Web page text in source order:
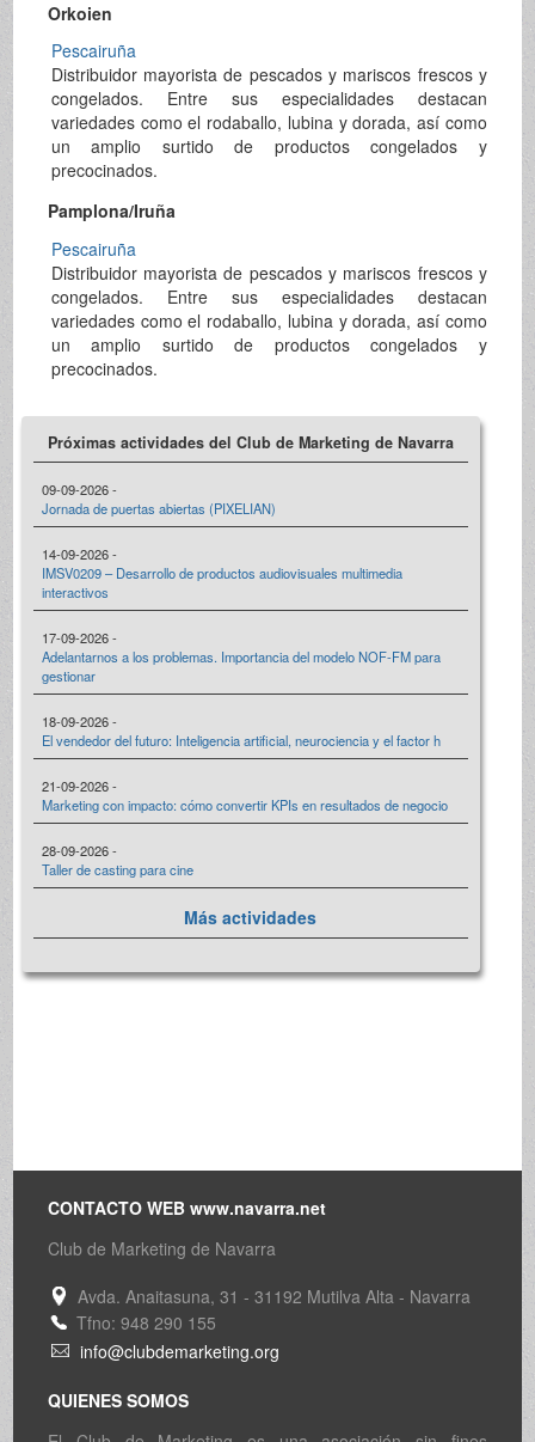
Orkoien
Pescairuña
Distribuidor mayorista de pescados y mariscos frescos y
congelados. Entre sus especialidades destacan
variedades como el rodaballo, lubina y dorada, así como
un amplio surtido de productos congelados y
precocinados.
Pamplona/Iruña
Pescairuña
Distribuidor mayorista de pescados y mariscos frescos y
congelados. Entre sus especialidades destacan
variedades como el rodaballo, lubina y dorada, así como
un amplio surtido de productos congelados y
precocinados.
Próximas actividades del Club de Marketing de Navarra
09-09-2026 -
Jornada de puertas abiertas (PIXELIAN)
14-09-2026 -
IMSV0209 – Desarrollo de productos audiovisuales multimedia
interactivos
17-09-2026 -
Adelantarnos a los problemas. Importancia del modelo NOF-FM para
gestionar
18-09-2026 -
El vendedor del futuro: Inteligencia artificial, neurociencia y el factor h
21-09-2026 -
Marketing con impacto: cómo convertir KPIs en resultados de negocio
28-09-2026 -
Taller de casting para cine
Más actividades
CONTACTO WEB www.navarra.net
Club de Marketing de Navarra
Avda. Anaitasuna, 31 - 31192 Mutilva Alta - Navarra
Tfno: 948 290 155
info@clubdemarketing.org
QUIENES SOMOS